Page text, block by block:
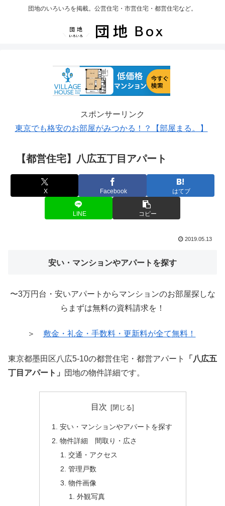
団地のいろいろを掲載。公営住宅・市営住宅・都営住宅など。
スポンサーリンク
東京でも格安のお部屋がみつかる！？【部屋まる。】
【都営住宅】八広五丁目アパート
X Facebook はてブ
LINE コピー
2019.05.13
安い・マンションやアパートを探す
〜3万円台・安いアパートからマンションのお部屋探しな
らまずは無料の資料請求を！
＞ 敷金・礼金・手数料・更新料が全て無料！
東京都墨田区八広5-10の都営住宅・都営アパート
「八広五
丁目アパート」
団地の物件詳細です。
目次
安い・マンションやアパートを探す
物件詳細 間取り・広さ
交通・アクセス
管理戸数
物件画像
外観写真